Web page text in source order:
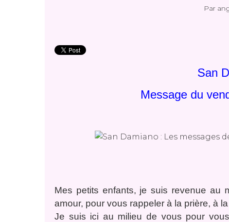
Par
San
Message du
Mes petits enfants, je suis revenue au
amour, pour vous rappeler à la prière, à
Je suis ici au milieu de vous pour